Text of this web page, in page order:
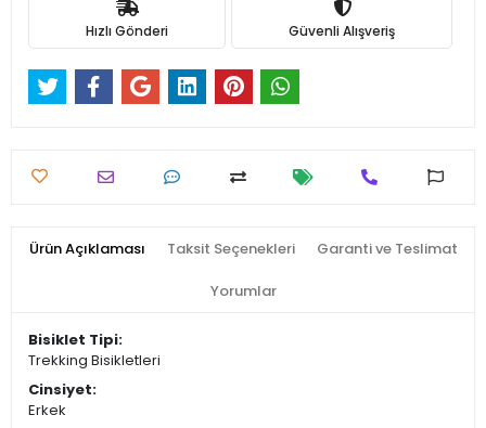
Hızlı Gönderi Güvenli Alışveriş
Ürün Açıklaması Taksit Seçenekleri Garanti ve Teslimat
Yorumlar
Bisiklet Tipi:
Trekking Bisikletleri
Cinsiyet:
Erkek